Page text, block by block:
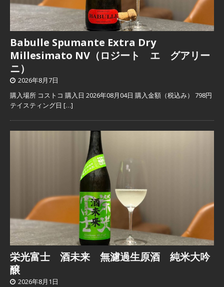
Babulle Spumante Extra Dry
Millesimato NV（ロジート エ グアリー
ニ）
2026年8月7日
購入場所 コストコ 購入日 2026年08月04日 購入金額（税込み） 798円
テイスティング日 […]
栄光富士 酒未来 無濾過生原酒 純米大吟
醸
2026年8月1日